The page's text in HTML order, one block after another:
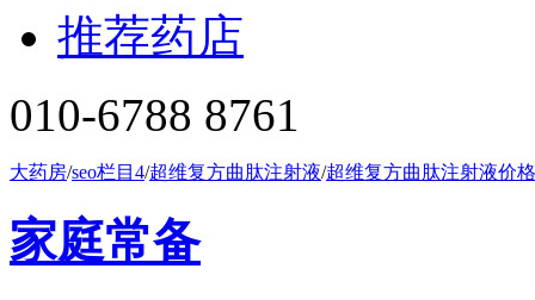
推荐药店
010-6788 8761
大药房/seo栏目4/超维复方曲肽注射液/超维复方曲肽注射液价格
家庭常备